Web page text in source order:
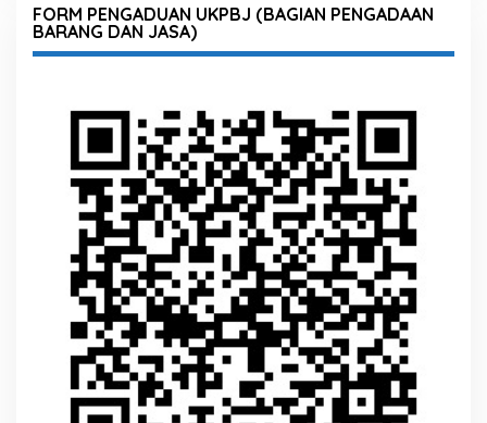
FORM PENGADUAN UKPBJ (BAGIAN PENGADAAN
BARANG DAN JASA)